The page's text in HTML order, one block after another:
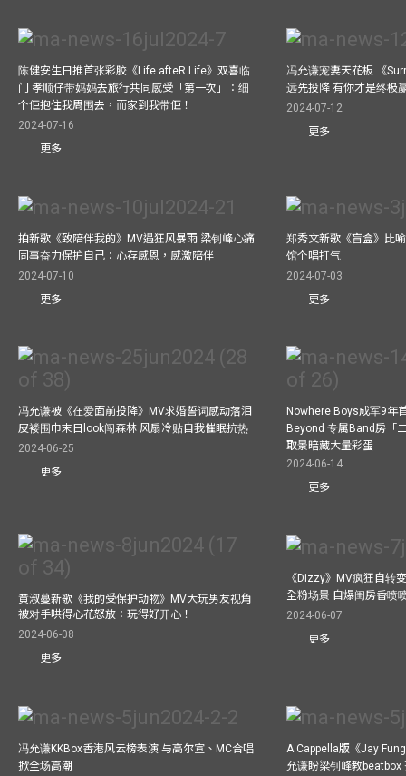
陈健安生日推首张彩胶《Life afteR Life》双喜临
门 孝顺仔带妈妈去旅行共同感受「第一次」：细
个佢抱住我周围去，而家到我带佢！
2024-07-16
更多
冯允谦宠妻天花板 《
远先投降 有你才是终极
2024-07-12
更多
拍新歌《致陪伴我的》MV遇狂风暴雨 梁钊峰心痛
同事奋力保护自己：心存感恩，感激陪伴
2024-07-10
更多
郑秀文新歌《盲盒》比
馆个唱打气
2024-07-03
更多
冯允谦被《在爱面前投降》MV求婚誓词感动落泪
皮褛围巾末日look闯森林 风扇冷贴自我催眠抗热
2024-06-25
更多
Nowhere Boys成军9年
Beyond 专属Band房「
取景暗藏大量彩蛋
2024-06-14
更多
黄淑蔓新歌《我的受保护动物》MV大玩男友视角
被对手哄得心花怒放：玩得好开心！
2024-06-08
更多
《Dizzy》MV疯狂自转
全粉场景 自爆闺房香喷
2024-06-07
更多
冯允谦KKBox香港风云榜表演 与高尔宣、MC合唱
掀全场高潮
A Cappella版《Jay
允谦盼梁钊峰教beatbox